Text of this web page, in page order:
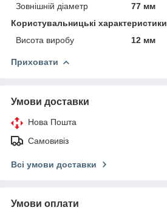
Зовнішній діаметр
77 мм
Користувальницькі характеристики
Висота виробу
12 мм
Приховати
Умови доставки
Нова Пошта
Самовивіз
Всі умови доставки
Умови оплати